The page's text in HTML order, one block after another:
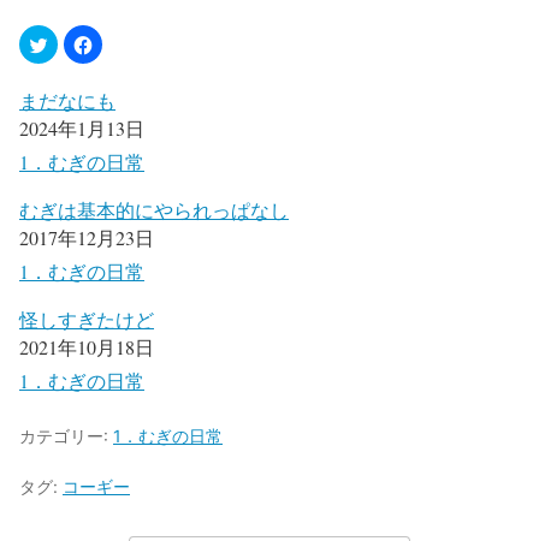
まだなにも
2024年1月13日
1．むぎの日常
むぎは基本的にやられっぱなし
2017年12月23日
1．むぎの日常
怪しすぎたけど
2021年10月18日
1．むぎの日常
カテゴリー: 1．むぎの日常
タグ: コーギー